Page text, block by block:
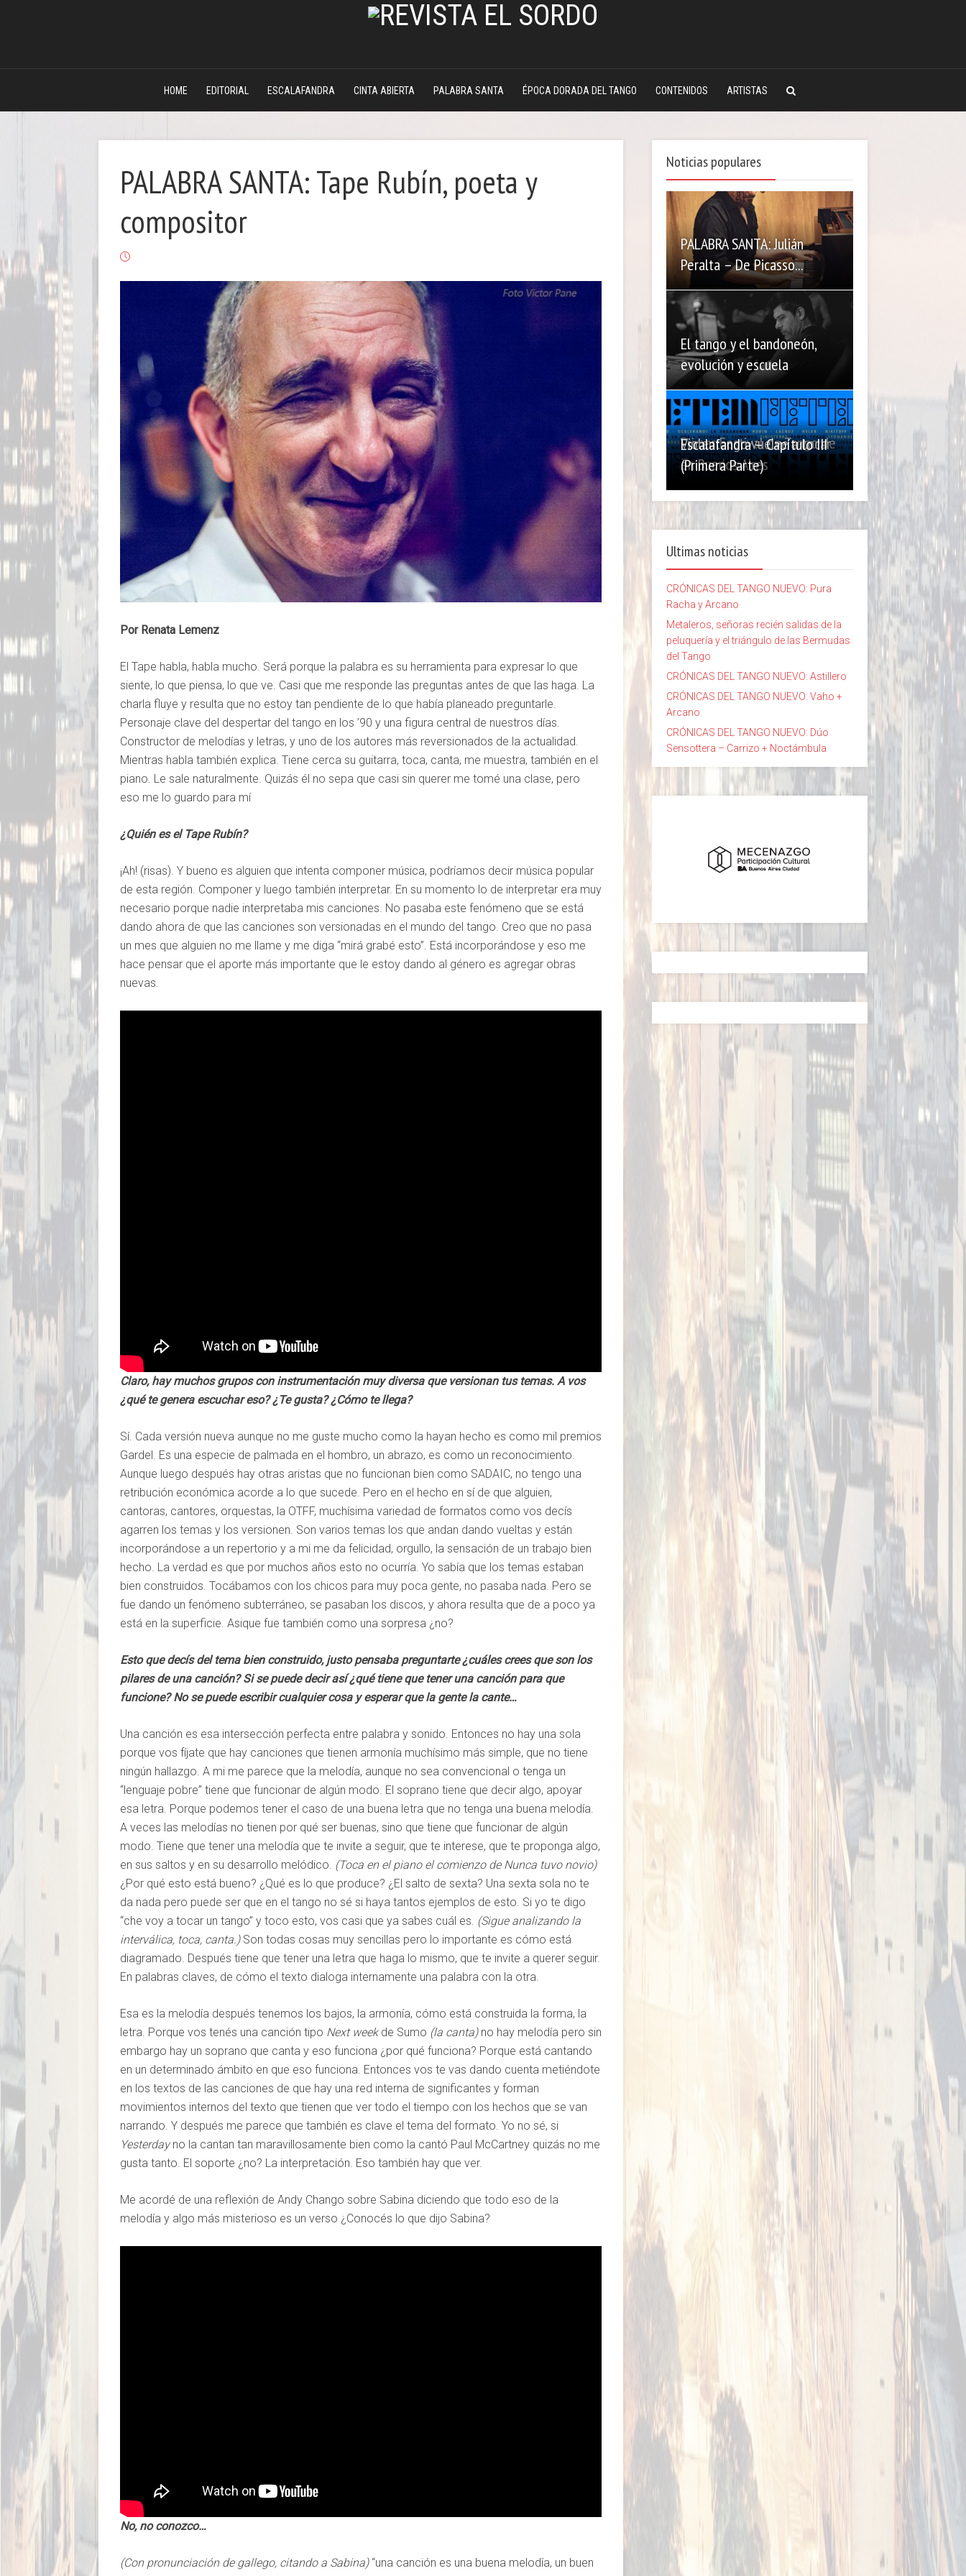
HOME EDITORIAL ESCALAFANDRA CINTA ABIERTA PALABRA SANTA ÉPOCA DORADA DEL TANGO CONTENIDOS ARTISTAS
PALABRA SANTA: Tape Rubín, poeta y
compositor
Por Renata Lemenz
El Tape habla, habla mucho. Será porque la palabra es su herramienta para expresar lo que
siente, lo que piensa, lo que ve. Casi que me responde las preguntas antes de que las haga. La
charla fluye y resulta que no estoy tan pendiente de lo que había planeado preguntarle.
Personaje clave del despertar del tango en los ’90 y una figura central de nuestros días.
Constructor de melodías y letras, y uno de los autores más reversionados de la actualidad.
Mientras habla también explica. Tiene cerca su guitarra, toca, canta, me muestra, también en el
piano. Le sale naturalmente. Quizás él no sepa que casi sin querer me tomé una clase, pero
eso me lo guardo para mí
¿Quién es el Tape Rubín?
¡Ah! (risas). Y bueno es alguien que intenta componer música, podríamos decir música popular
de esta región. Componer y luego también interpretar. En su momento lo de interpretar era muy
necesario porque nadie interpretaba mis canciones. No pasaba este fenómeno que se está
dando ahora de que las canciones son versionadas en el mundo del tango. Creo que no pasa
un mes que alguien no me llame y me diga “mirá grabé esto”. Está incorporándose y eso me
hace pensar que el aporte más importante que le estoy dando al género es agregar obras
nuevas.
Claro, hay muchos grupos con instrumentación muy diversa que versionan tus temas. A vos
¿qué te genera escuchar eso? ¿Te gusta? ¿Cómo te llega?
Sí. Cada versión nueva aunque no me guste mucho como la hayan hecho es como mil premios
Gardel. Es una especie de palmada en el hombro, un abrazo, es como un reconocimiento.
Aunque luego después hay otras aristas que no funcionan bien como SADAIC, no tengo una
retribución económica acorde a lo que sucede. Pero en el hecho en sí de que alguien,
cantoras, cantores, orquestas, la OTFF, muchísima variedad de formatos como vos decís
agarren los temas y los versionen. Son varios temas los que andan dando vueltas y están
incorporándose a un repertorio y a mi me da felicidad, orgullo, la sensación de un trabajo bien
hecho. La verdad es que por muchos años esto no ocurría. Yo sabía que los temas estaban
bien construidos. Tocábamos con los chicos para muy poca gente, no pasaba nada. Pero se
fue dando un fenómeno subterráneo, se pasaban los discos, y ahora resulta que de a poco ya
está en la superficie. Asique fue también como una sorpresa ¿no?
Esto que decís del tema bien construido, justo pensaba preguntarte ¿cuáles crees que son los
pilares de una canción? Si se puede decir así ¿qué tiene que tener una canción para que
funcione? No se puede escribir cualquier cosa y esperar que la gente la cante…
Una canción es esa intersección perfecta entre palabra y sonido. Entonces no hay una sola
porque vos fíjate que hay canciones que tienen armonía muchísimo más simple, que no tiene
ningún hallazgo. A mi me parece que la melodía, aunque no sea convencional o tenga un
“lenguaje pobre” tiene que funcionar de algún modo. El soprano tiene que decir algo, apoyar
esa letra. Porque podemos tener el caso de una buena letra que no tenga una buena melodía.
A veces las melodías no tienen por qué ser buenas, sino que tiene que funcionar de algún
modo. Tiene que tener una melodía que te invite a seguir, que te interese, que te proponga algo,
en sus saltos y en su desarrollo melódico. (Toca en el piano el comienzo de Nunca tuvo novio)
¿Por qué esto está bueno? ¿Qué es lo que produce? ¿El salto de sexta? Una sexta sola no te
da nada pero puede ser que en el tango no sé si haya tantos ejemplos de esto. Si yo te digo
“che voy a tocar un tango” y toco esto, vos casi que ya sabes cuál es. (Sigue analizando la
interválica, toca, canta.)Son todas cosas muy sencillas pero lo importante es cómo está
diagramado. Después tiene que tener una letra que haga lo mismo, que te invite a querer seguir.
En palabras claves, de cómo el texto dialoga internamente una palabra con la otra.
Esa es la melodía después tenemos los bajos, la armonía, cómo está construida la forma, la
letra. Porque vos tenés una canción tipo Next weekde Sumo (la canta)no hay melodía pero sin
embargo hay un soprano que canta y eso funciona ¿por qué funciona? Porque está cantando
en un determinado ámbito en que eso funciona. Entonces vos te vas dando cuenta metiéndote
en los textos de las canciones de que hay una red interna de significantes y forman
movimientos internos del texto que tienen que ver todo el tiempo con los hechos que se van
narrando. Y después me parece que también es clave el tema del formato. Yo no sé, si
Yesterdayno la cantan tan maravillosamente bien como la cantó Paul McCartney quizás no me
gusta tanto. El soporte ¿no? La interpretación. Eso también hay que ver.
Me acordé de una reflexión de Andy Chango sobre Sabina diciendo que todo eso de la
melodía y algo más misterioso es un verso ¿Conocés lo que dijo Sabina?
No, no conozco…
(Con pronunciación de gallego, citando a Sabina)“una canción es una buena melodía, un buen
Noticias populares
PALABRA SANTA: Julián
Peralta – De Picasso...
El tango y el bandoneón,
evolución y escuela
Primer Festival de Tango de
Temperley
Violentango vuelve a tocar
en Buenos Aires
Escalafandra – Capítulo III
(Primera Parte)
Ultimas noticias
CRÓNICAS DEL TANGO NUEVO: Pura
Racha y Arcano
Metaleros, señoras recién salidas de la
peluquería y el triángulo de las Bermudas
del Tango
CRÓNICAS DEL TANGO NUEVO: Astillero
CRÓNICAS DEL TANGO NUEVO: Vaho +
Arcano
CRÓNICAS DEL TANGO NUEVO: Dúo
Sensottera – Carrizo + Noctámbula